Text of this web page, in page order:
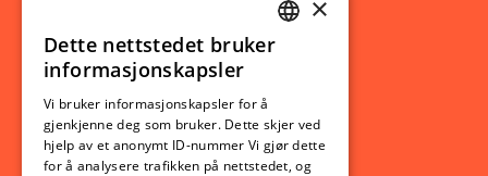
Ny student
Utveksling
Opptak
Lov- og regelverk
NORWEGIAN
×
Dette nettstedet bruker
informasjonskapsler
Vi bruker informasjonskapsler for å
gjenkjenne deg som bruker. Dette skjer ved
hjelp av et anonymt ID-nummer Vi gjør dette
for å analysere trafikken på nettstedet, og